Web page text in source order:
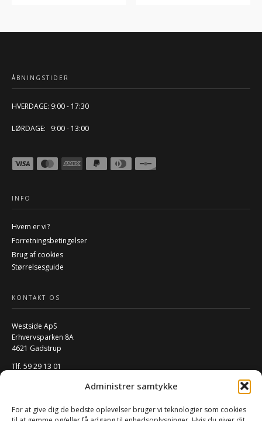
Administrer samtykke
For at give dig de bedste oplevelser bruger vi teknologier som cookies
ÅBNINGSTIDER
HVERDAGE: 9:00 - 17:30
LØRDAGE: 9:00 - 13:00
INFO
Hvem er vi?
Forretningsbetingelser
Brug af cookies
Størrelsesguide
KONTAKT OS
Westside ApS
Erhvervsparken 8A
4621 Gadstrup
Tlf. 59 29 13 01
FØLG OS PÅ SOCIALE MEDIER